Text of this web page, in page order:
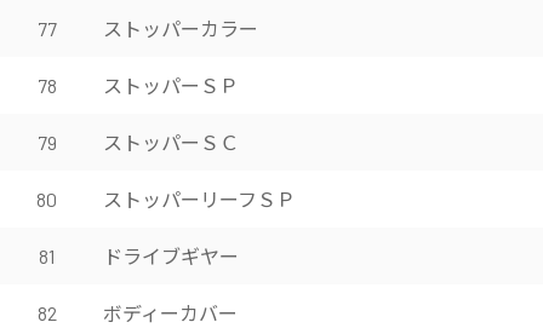
77 ストッパーカラー
78 ストッパーＳＰ
79 ストッパーＳＣ
80 ストッパーリーフＳＰ
81 ドライブギヤー
82 ボディーカバー